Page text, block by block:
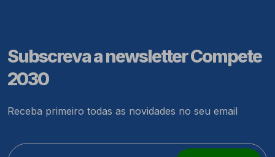
Subscreva a newsletter Compete
2030
Receba primeiro todas as novidades no seu email